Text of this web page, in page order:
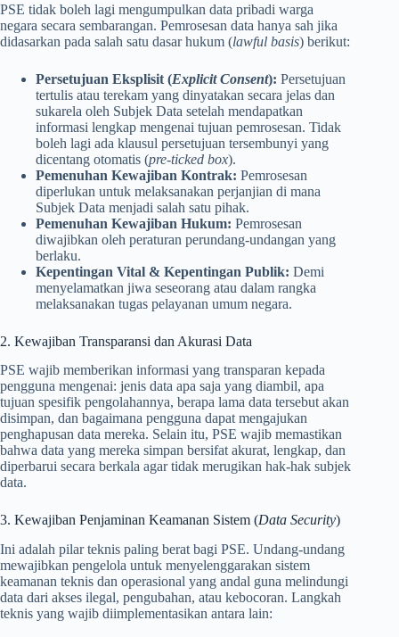
PSE tidak boleh lagi mengumpulkan data pribadi warga
negara secara sembarangan. Pemrosesan data hanya sah jika
didasarkan pada salah satu dasar hukum (lawful basis) berikut:
Persetujuan Eksplisit (Explicit Consent): Persetujuan
tertulis atau terekam yang dinyatakan secara jelas dan
sukarela oleh Subjek Data setelah mendapatkan
informasi lengkap mengenai tujuan pemrosesan. Tidak
boleh lagi ada klausul persetujuan tersembunyi yang
dicentang otomatis (pre-ticked box).
Pemenuhan Kewajiban Kontrak: Pemrosesan
diperlukan untuk melaksanakan perjanjian di mana
Subjek Data menjadi salah satu pihak.
Pemenuhan Kewajiban Hukum: Pemrosesan
diwajibkan oleh peraturan perundang-undangan yang
berlaku.
Kepentingan Vital & Kepentingan Publik: Demi
menyelamatkan jiwa seseorang atau dalam rangka
melaksanakan tugas pelayanan umum negara.
2. Kewajiban Transparansi dan Akurasi Data
PSE wajib memberikan informasi yang transparan kepada
pengguna mengenai: jenis data apa saja yang diambil, apa
tujuan spesifik pengolahannya, berapa lama data tersebut akan
disimpan, dan bagaimana pengguna dapat mengajukan
penghapusan data mereka. Selain itu, PSE wajib memastikan
bahwa data yang mereka simpan bersifat akurat, lengkap, dan
diperbarui secara berkala agar tidak merugikan hak-hak subjek
data.
3. Kewajiban Penjaminan Keamanan Sistem (Data Security)
Ini adalah pilar teknis paling berat bagi PSE. Undang-undang
mewajibkan pengelola untuk menyelenggarakan sistem
keamanan teknis dan operasional yang andal guna melindungi
data dari akses ilegal, pengubahan, atau kebocoran. Langkah
teknis yang wajib diimplementasikan antara lain: